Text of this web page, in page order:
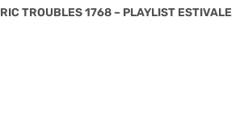
TROUBLES 1768 – PLAYLIST ESTIVALE